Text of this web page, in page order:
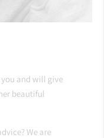
and will give
beautiful
We are